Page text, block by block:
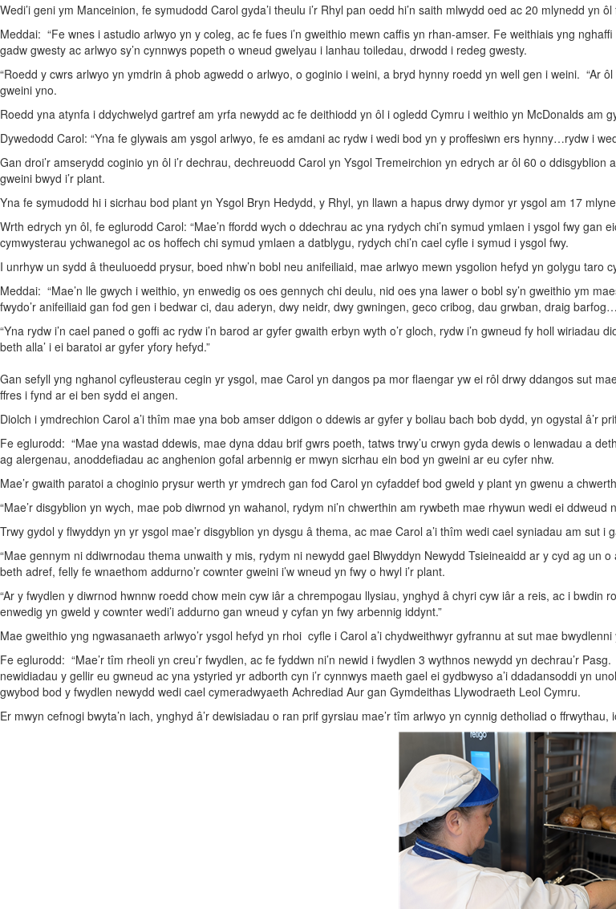
Wedi’i geni ym Manceinion, fe symudodd Carol gyda’i theulu i’r Rhyl pan oedd hi’n saith mlwydd oed ac 20 mlynedd yn
Meddai: “Fe wnes i astudio arlwyo yn y coleg, ac fe fues i’n gweithio mewn caffis yn rhan-amser. Fe weithiais yng
gadw gwesty ac arlwyo sy’n cynnwys popeth o wneud gwelyau i lanhau toiledau, drwodd i redeg gwesty.
“Roedd y cwrs arlwyo yn ymdrin â phob agwedd o arlwyo, o goginio i weini, a bryd hynny roedd yn well gen i weini. “Ar
gweini yno.
Roedd yna atynfa i ddychwelyd gartref am yrfa newydd ac fe deithiodd yn ôl i ogledd Cymru i weithio yn McDonalds am
Dywedodd Carol: “Yna fe glywais am ysgol arlwyo, fe es amdani ac rydw i wedi bod yn y proffesiwn ers hynny…rydw i
Gan droi’r amserydd coginio yn ôl i’r dechrau, dechreuodd Carol yn Ysgol Tremeirchion yn edrych ar ôl 60 o
gweini bwyd i’r plant.
Yna fe symudodd hi i sicrhau bod plant yn Ysgol Bryn Hedydd, y Rhyl, yn llawn a hapus drwy dymor yr ysgol am 17
Wrth edrych yn ôl, fe eglurodd Carol: “Mae’n ffordd wych o ddechrau ac yna rydych chi’n symud ymlaen i ysgol fwy gan
cymwysterau ychwanegol ac os hoffech chi symud ymlaen a datblygu, rydych chi’n cael cyfle i symud i ysgol fwy.
I unrhyw un sydd â theuluoedd prysur, boed nhw’n bobl neu anifeiliaid, mae arlwyo mewn ysgolion hefyd yn golygu taro
Meddai: “Mae’n lle gwych i weithio, yn enwedig os oes gennych chi deulu, nid oes yna lawer o bobl sy’n gweithio ym
fwydo’r anifeiliaid gan fod gen i bedwar ci, dau aderyn, dwy neidr, dwy gwningen, geco cribog, dau grwban, draig
“Yna rydw i’n cael paned o goffi ac rydw i’n barod ar gyfer gwaith erbyn wyth o’r gloch, rydw i’n gwneud fy holl
beth alla’ i ei baratoi ar gyfer yfory hefyd.”
Gan sefyll yng nghanol cyfleusterau cegin yr ysgol, mae Carol yn dangos pa mor flaengar yw ei rôl drwy ddangos sut
ffres i fynd ar ei ben sydd ei angen.
Diolch i ymdrechion Carol a’i thîm mae yna bob amser ddigon o ddewis ar gyfer y boliau bach bob dydd, yn ogystal â’r
Fe eglurodd: “Mae yna wastad ddewis, mae dyna ddau brif gwrs poeth, tatws trwy’u crwyn gyda dewis o lenwadau a
ag alergenau, anoddefiadau ac anghenion gofal arbennig er mwyn sicrhau ein bod yn gweini ar eu cyfer nhw.
Mae’r gwaith paratoi a choginio prysur werth yr ymdrech gan fod Carol yn cyfaddef bod gweld y plant yn gwenu a
“Mae’r disgyblion yn wych, mae pob diwrnod yn wahanol, rydym ni’n chwerthin am rywbeth mae rhywun wedi ei
Trwy gydol y flwyddyn yn yr ysgol mae’r disgyblion yn dysgu â thema, ac mae Carol a’i thîm wedi cael syniadau am sut i
“Mae gennym ni ddiwrnodau thema unwaith y mis, rydym ni newydd gael Blwyddyn Newydd Tsieineaidd ar y cyd ag
beth adref, felly fe wnaethom addurno’r cownter gweini i’w wneud yn fwy o hwyl i’r plant.
“Ar y fwydlen y diwrnod hwnnw roedd chow mein cyw iâr a chrempogau llysiau, ynghyd â chyri cyw iâr a reis, ac i
enwedig yn gweld y cownter wedi’i addurno gan wneud y cyfan yn fwy arbennig iddynt.”
Mae gweithio yng ngwasanaeth arlwyo’r ysgol hefyd yn rhoi cyfle i Carol a’i chydweithwyr gyfrannu at sut mae
Fe eglurodd: “Mae’r tîm rheoli yn creu’r fwydlen, ac fe fyddwn ni’n newid i fwydlen 3 wythnos newydd yn dechrau’r
newidiadau y gellir eu gwneud ac yna ystyried yr adborth cyn i’r cynnwys maeth gael ei gydbwyso a’i ddadansoddi yn
gwybod bod y fwydlen newydd wedi cael cymeradwyaeth Achrediad Aur gan Gymdeithas Llywodraeth Leol Cymru.
Er mwyn cefnogi bwyta’n iach, ynghyd â’r dewisiadau o ran prif gyrsiau mae’r tîm arlwyo yn cynnig detholiad o